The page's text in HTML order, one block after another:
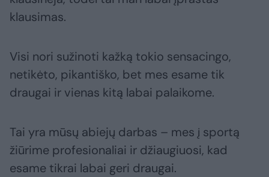
klausimas.
Visi nori sužinoti kažką tokio sensacingo,
netikėto, pikantiško, bet mes esame tik
draugai ir vienas kitą labai palaikome.
Tai yra mūsų abiejų darbas – mes į sportą
žiūrime profesionaliai ir džiaugiuosi, kad
esame tikrai labai geri draugai.